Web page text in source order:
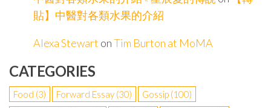
貼】中醫對各類水果的介紹
Alexa Stewart onTim Burton at MoMA
CATEGORIES
Food (3) Forward Essay (30) Gossip (100)